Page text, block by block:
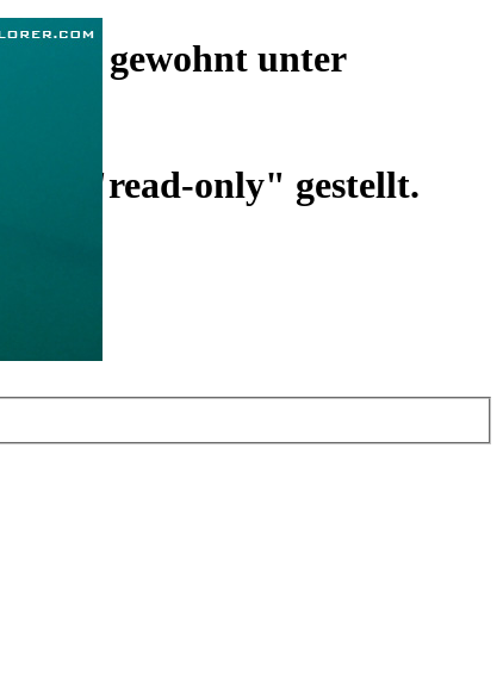
wie gewohnt unter
auf "read-only" gestellt.